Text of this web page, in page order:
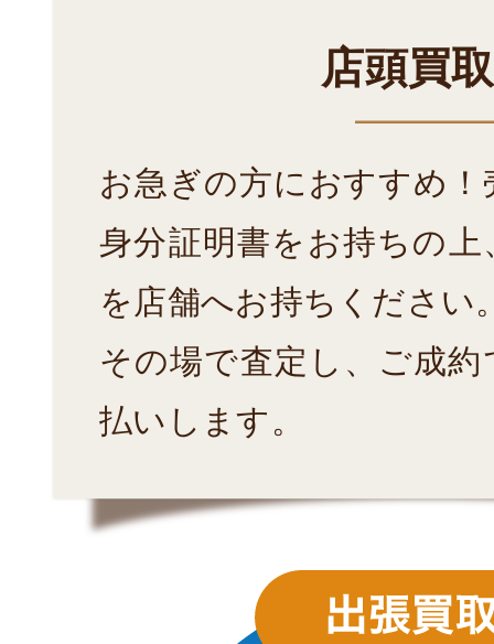
店頭買
お急ぎの方におすすめ！
身分証明書をお持ちの
を店舗へお持ちください
その場で査定し、ご成
払いします。